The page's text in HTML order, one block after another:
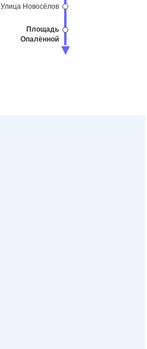
Улица Новосёлов
Площадь
Опалённой